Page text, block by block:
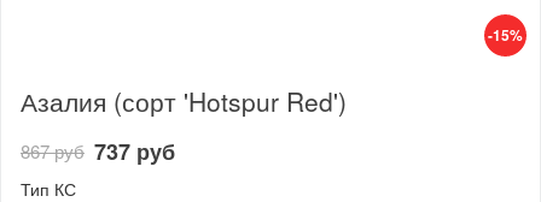
-15%
Азалия (сорт 'Hotspur Red')
867 руб 737 руб
Тип КС